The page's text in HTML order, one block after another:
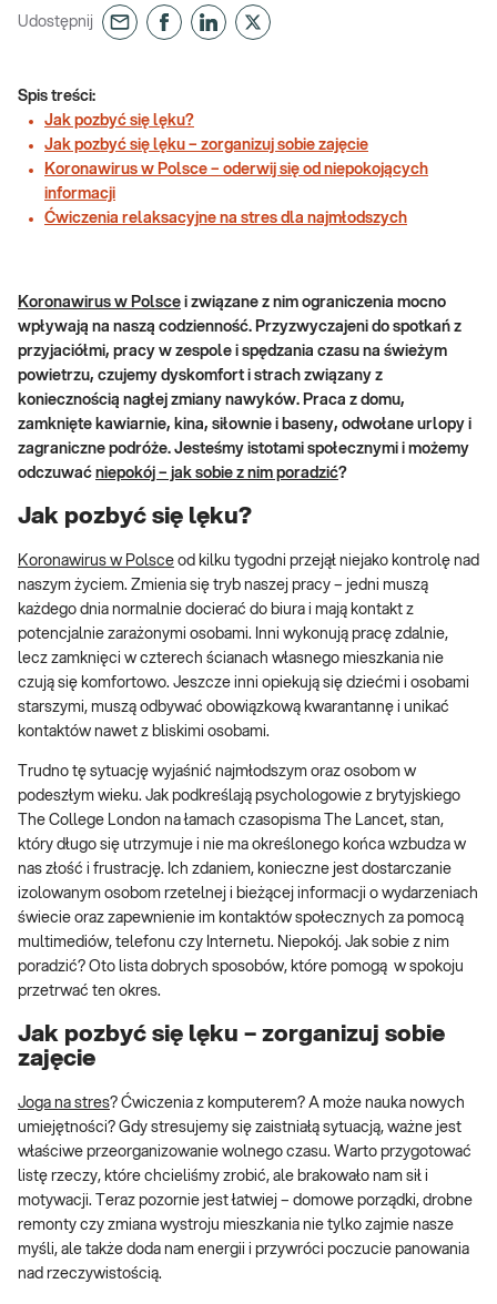
Udostępnij
Spis treści:
Jak pozbyć się lęku?
Jak pozbyć się lęku – zorganizuj sobie zajęcie
Koronawirus w Polsce – oderwij się od niepokojących
informacji
Ćwiczenia relaksacyjne na stres dla najmłodszych
Koronawirus w Polsce i związane z nim ograniczenia mocno
wpływają na naszą codzienność. Przyzwyczajeni do spotkań z
przyjaciółmi, pracy w zespole i spędzania czasu na świeżym
powietrzu, czujemy dyskomfort i strach związany z
koniecznością nagłej zmiany nawyków. Praca z domu,
zamknięte kawiarnie, kina, siłownie i baseny, odwołane urlopy i
zagraniczne podróże. Jesteśmy istotami społecznymi i możemy
odczuwać niepokój – jak sobie z nim poradzić?
Jak pozbyć się lęku?
Koronawirus w Polsce od kilku tygodni przejął niejako kontrolę nad
naszym życiem. Zmienia się tryb naszej pracy – jedni muszą
każdego dnia normalnie docierać do biura i mają kontakt z
potencjalnie zarażonymi osobami. Inni wykonują pracę zdalnie,
lecz zamknięci w czterech ścianach własnego mieszkania nie
czują się komfortowo. Jeszcze inni opiekują się dziećmi i osobami
starszymi, muszą odbywać obowiązkową kwarantannę i unikać
kontaktów nawet z bliskimi osobami.
Trudno tę sytuację wyjaśnić najmłodszym oraz osobom w
podeszłym wieku. Jak podkreślają psychologowie z brytyjskiego
The College London na łamach czasopisma The Lancet, stan,
który długo się utrzymuje i nie ma określonego końca wzbudza w
nas złość i frustrację. Ich zdaniem, konieczne jest dostarczanie
izolowanym osobom rzetelnej i bieżącej informacji o wydarzeniach
świecie oraz zapewnienie im kontaktów społecznych za pomocą
multimediów, telefonu czy Internetu. Niepokój. Jak sobie z nim
poradzić? Oto lista dobrych sposobów, które pomogą w spokoju
przetrwać ten okres.
Jak pozbyć się lęku – zorganizuj sobie
zajęcie
Joga na stres? Ćwiczenia z komputerem? A może nauka nowych
umiejętności? Gdy stresujemy się zaistniałą sytuacją, ważne jest
właściwe przeorganizowanie wolnego czasu. Warto przygotować
listę rzeczy, które chcieliśmy zrobić, ale brakowało nam sił i
motywacji. Teraz pozornie jest łatwiej – domowe porządki, drobne
remonty czy zmiana wystroju mieszkania nie tylko zajmie nasze
myśli, ale także doda nam energii i przywróci poczucie panowania
nad rzeczywistością.